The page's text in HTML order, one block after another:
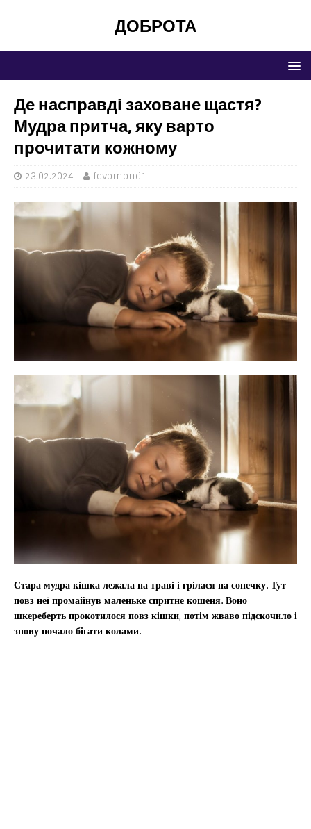
ДОБРОТА
Де насправді заховане щастя?
Мудра притча, яку варто
прочитати кожному
23.02.2024 fcvomond1
Стара мудра кішка лежала на траві і грілася на сонечку. Тут
повз неї промайнув маленьке спритне кошеня. Воно
шкереберть прокотилося повз кішки, потім жваво підскочило і
знову почало бігати колами.